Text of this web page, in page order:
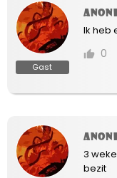
Gast
Ik heb
0
3
bezit